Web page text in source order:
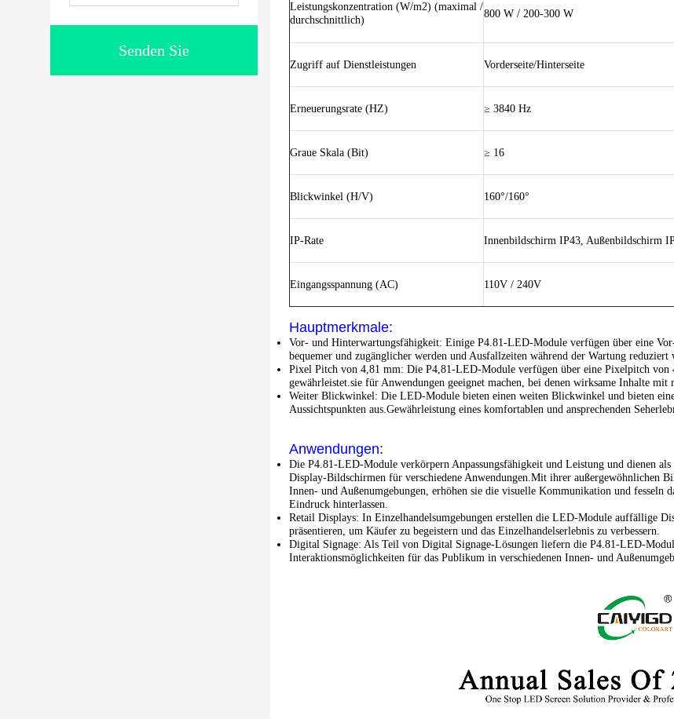
Senden Sie
Leistungskonzentration (W/m2) (maximal /
durchschnittlich)
800 W / 200-300 W
Zugriff auf Dienstleistungen Vorderseite/Hinterseite
Erneuerungsrate (HZ) ≥ 3840 Hz
Graue Skala (Bit) ≥ 16
Blickwinkel (H/V) 160°/160°
IP-Rate Innenbildschirm IP43, Außenbildschirm
Eingangsspannung (AC) 110V / 240V
Hauptmerkmale:
Vor- und Hinterwartungsfähigkeit: Einige P4.81-LED-Module verfügen über eine
bequemer und zugänglicher werden und Ausfallzeiten während der Wartung reduziert
Pixel Pitch von 4,81 mm: Die P4,81-LED-Module verfügen über eine Pixelpitch
gewährleistet.sie für Anwendungen geeignet machen, bei denen wirksame Inhalte
Weiter Blickwinkel: Die LED-Module bieten einen weiten Blickwinkel und bieten
Aussichtspunkten aus.Gewährleistung eines komfortablen und ansprechenden
Anwendungen:
Die P4.81-LED-Module verkörpern Anpassungsfähigkeit und Leistung und dienen
Display-Bildschirmen für verschiedene Anwendungen.Mit ihrer außergewöhnlichen
Innen- und Außenumgebungen, erhöhen sie die visuelle Kommunikation und fesseln
Eindruck hinterlassen.
Retail Displays: In Einzelhandelsumgebungen erstellen die LED-Module auffällige
präsentieren, um Käufer zu begeistern und das Einzelhandelserlebnis zu verbessern.
Digital Signage: Als Teil von Digital Signage-Lösungen liefern die P4.81-LED-
Interaktionsmöglichkeiten für das Publikum in verschiedenen Innen- und